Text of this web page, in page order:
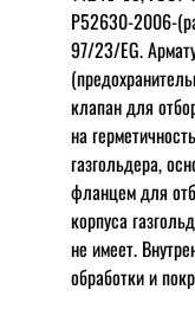
Р52630-2006-
97/23/EG.
клапан для
на
газгольдера,
фланцем для
корпуса
не имеет.
обработки и